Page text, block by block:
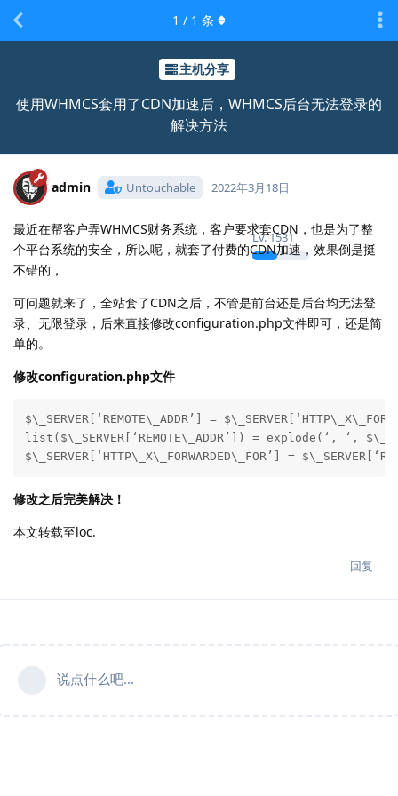
主机分享
使用WHMCS套用了CDN加速后，WHMCS后台无法登录的
解决方法
1 / 1 条
admin Untouchable
Lv.1531
2022年3月18日
最近在帮客户弄WHMCS财务系统，客户要求套CDN，也是为了整
个平台系统的安全，所以呢，就套了付费的CDN加速，效果倒是挺
不错的，
可问题就来了，全站套了CDN之后，不管是前台还是后台均无法登
录、无限登录，后来直接修改configuration.php文件即可，还是简
单的。
修改configuration.php文件
$\_SERVER[‘REMOTE\_ADDR’] =
list($\_SERVER[‘REMOTE\_ADDR’]) = explode(‘, ‘,
$\_SERVER[‘HTTP\_X\_FORWARDED\_FOR’] =
修改之后完美解决！
本文转载至loc.
回复
说点什么吧...